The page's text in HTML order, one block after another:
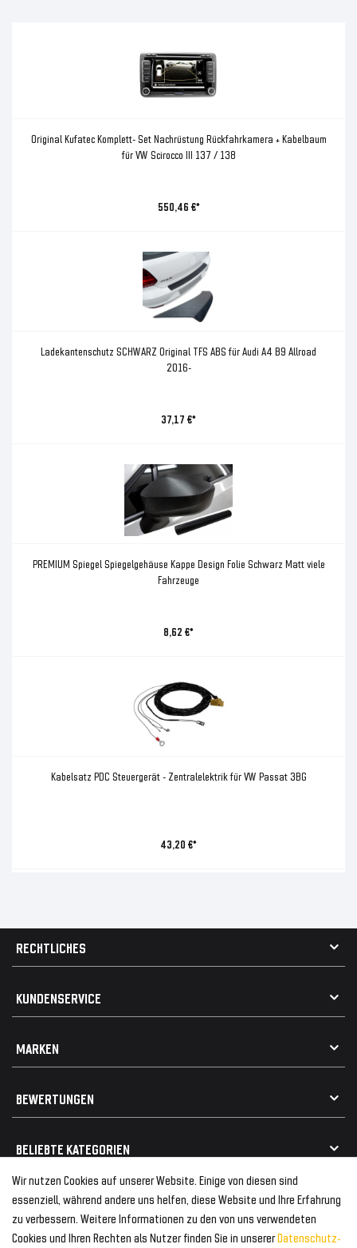
Original Kufatec Komplett- Set Nachrüstung Rückfahrkamera + Kabelbaum
für VW Scirocco III 137 / 138
550,46 €*
Ladekantenschutz SCHWARZ Original TFS ABS für Audi A4 B9 Allroad
2016-
37,17 €*
PREMIUM Spiegel Spiegelgehäuse Kappe Design Folie Schwarz Matt viele
Fahrzeuge
8,62 €*
Kabelsatz PDC Steuergerät - Zentralelektrik für VW Passat 3BG
43,20 €*
Wir nutzen Cookies auf unserer Website. Einige von diesen sind
essenziell, während andere uns helfen, diese Website und Ihre Erfahrung
zu verbessern. Weitere Informationen zu den von uns verwendeten
Cookies und Ihren Rechten als Nutzer finden Sie in unsererDaten­schutz­
RECHTLICHES
Widerrufsrecht
Vertrag widerrufen
Elektro- / Altteilentsorgung
KUNDENSERVICE
MARKEN
Geeignet für Mercedes
Geeignet für Audi
BEWERTUNGEN
BELIEBTE KATEGORIEN
Frontspoiler
Heckspoiler
Kabelbäume
FOLGEN SIE UNS AUF
Tuning Fanatics